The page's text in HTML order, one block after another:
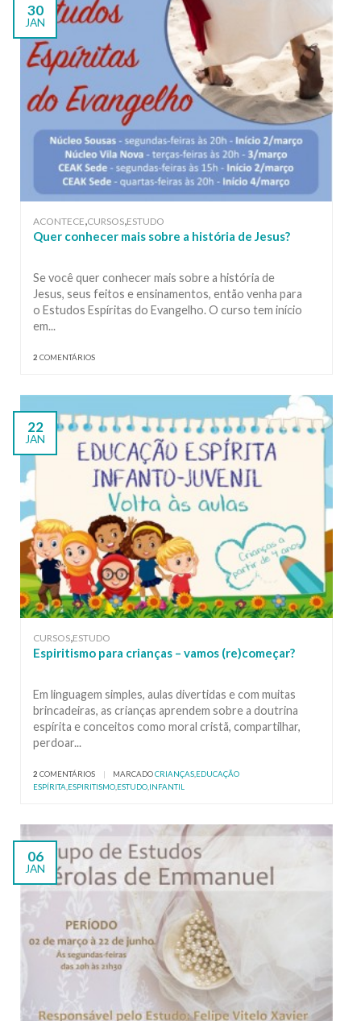
30
JAN
ACONTECE CURSOS ESTUDO
Quer conhecer mais sobre a história de Jesus?
Se você quer conhecer mais sobre a história de
Jesus, seus feitos e ensinamentos, então venha para
o Estudos Espíritas do Evangelho. O curso tem início
em...
2 COMENTÁRIOS
22
JAN
CURSOS ESTUDO
Espiritismo para crianças – vamos (re)começar?
Em linguagem simples, aulas divertidas e com muitas
brincadeiras, as crianças aprendem sobre a doutrina
espírita e conceitos como moral cristã, compartilhar,
perdoar...
2 COMENTÁRIOS | MARCADOCRIANÇAS EDUCAÇÃO
ESPÍRITA ESPIRITISMO ESTUDO INFANTIL
06
JAN